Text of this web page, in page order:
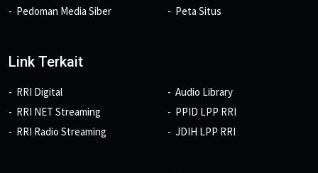
Pedoman Media Siber
Peta Situs
Link Terkait
RRI Digital
RRI NET Streaming
RRI Radio Streaming
Audio Library
PPID LPP RRI
JDIH LPP RRI